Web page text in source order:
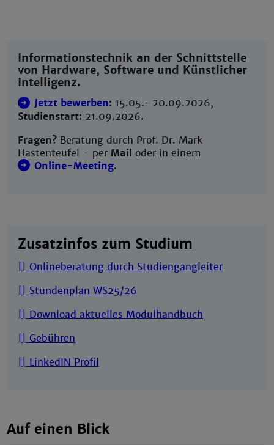
Informationstechnik an der Schnittstelle
von Hardware, Software und Künstlicher
Intelligenz.
Jetzt bewerben: 15.05.–20.09.2026,
Studienstart: 21.09.2026.
Fragen? Beratung durch Prof. Dr. Mark
Hastenteufel - perMail oder in einem
Online-Meeting.
Zusatzinfos zum Studium
|| Onlineberatung durch Studiengangleiter
|| Stundenplan WS25/26
|| Download aktuelles Modulhandbuch
|| Gebühren
|| LinkedIN Profil
Auf einen Blick